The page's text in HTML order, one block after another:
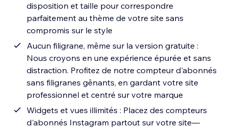
disposition et taille pour correspondre
parfaitement au thème de votre site sans
compromis sur le style
Aucun filigrane, même sur la version gratuite :
Nous croyons en une expérience épurée et sans
distraction. Profitez de notre compteur d'abonnés
sans filigranes gênants, en gardant votre site
professionnel et centré sur votre marque
Widgets et vues illimités : Placez des compteurs
d'abonnés Instagram partout sur votre site—